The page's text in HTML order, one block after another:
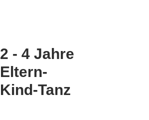
2 - 4 Jahre
Eltern-
Kind-Tanz